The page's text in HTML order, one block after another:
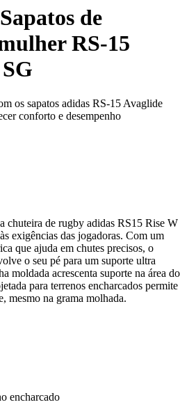
Sapatos de
RS-15
os sapatos adidas RS-15 Avaglide
conforto e desempenho
chuteira de rugby adidas RS15 Rise W
exigências das jogadoras. Com um
que ajuda em chutes precisos, o
o seu pé para um suporte ultra
moldada acrescenta suporte na área do
para terrenos encharcados permite
mesmo na grama molhada.
encharcado